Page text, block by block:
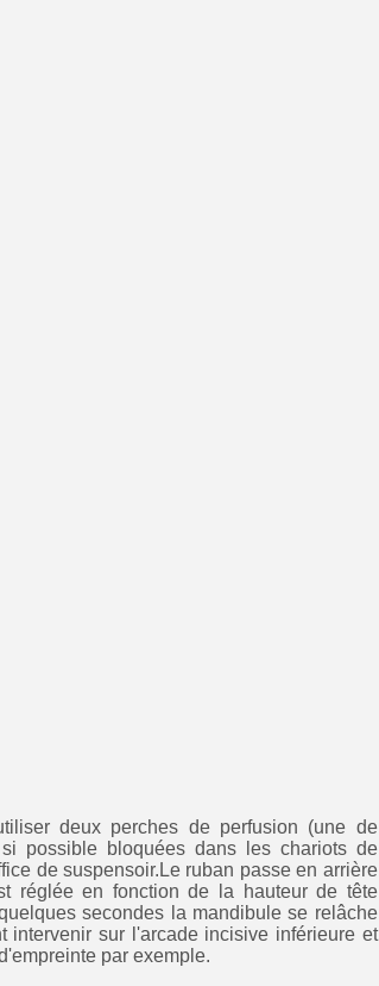
deux perches de perfusion (une de
possible bloquées dans les chariots de
de suspensoir.Le ruban passe en arrière
réglée en fonction de la hauteur de tête
secondes la mandibule se relâche
intervenir sur l'arcade incisive inférieure et
par exemple.